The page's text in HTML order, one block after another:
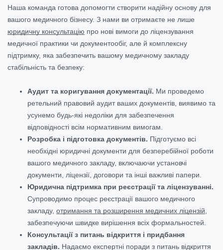
Наша команда готова допомогти створити надійну основу для
вашого медичного бізнесу. З нами ви отримаєте не лише
юридичну консультацію про нові вимоги до ліцензування
медичної практики чи документообіг, але й комплексну
підтримку, яка забезпечить вашому медичному закладу
стабільність та безпеку:
Аудит та коригування документації. Ми проведемо
ретельний правовий аудит ваших документів, виявимо та
усунемо будь-які недоліки для забезпечення
відповідності всім нормативним вимогам.
Розробка і підготовка документів. Підготуємо всі
необхідні юридичні документи для безперебійної роботи
вашого медичного закладу, включаючи установчі
документи, ліцензії, договори та інші важливі папери.
Юридична підтримка при реєстрації та ліцензуванні.
Супроводимо процес реєстрації вашого медичного
закладу, отримання та розширення медичних ліцензій
забезпечуючи швидке вирішення всіх формальностей.
Консультації з питань відкриття і придбання
закладів. Надаємо експертні поради з питань відкриття